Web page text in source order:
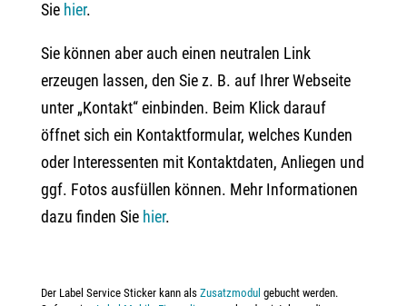
Sie hier.
Sie können aber auch einen neutralen Link
erzeugen lassen, den Sie z. B. auf Ihrer Webseite
unter „Kontakt“ einbinden. Beim Klick darauf
öffnet sich ein Kontaktformular, welches Kunden
oder Interessenten mit Kontaktdaten, Anliegen und
ggf. Fotos ausfüllen können. Mehr Informationen
dazu finden Sie hier.
Der Label Service Sticker kann als Zusatzmodul gebucht werden.